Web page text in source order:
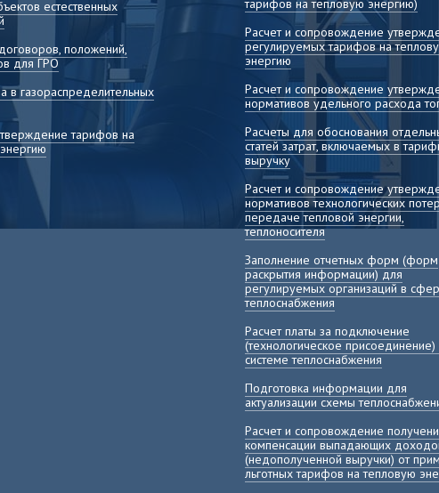
естественных
положений,
для ГРО
в газораспределительных
тарифов на
тарифов на тепловую энергию)
Расчет и сопровождение
регулируемых тарифов на
энергию
Расчет и сопровождение
нормативов удельного расхода
Расчеты для обоснования
статей затрат, включаемых в
выручку
Расчет и сопровождение
нормативов технологических
передаче тепловой энергии,
теплоносителя
Заполнение отчетных форм (форм
раскрытия информации) для
регулируемых организаций в
теплоснабжения
Расчет платы за подключение
(технологическое присоединение)
системе теплоснабжения
Подготовка информации для
актуализации схемы
Расчет и сопровождение
компенсации выпадающих
(недополученной выручки) от
льготных тарифов на тепловую